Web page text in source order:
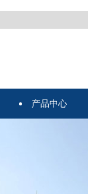
产品中心